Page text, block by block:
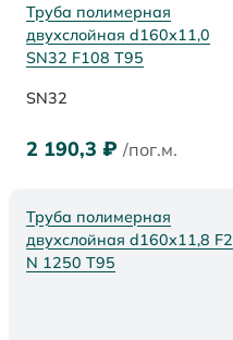
Труба полимерная
двухслойная d160х11,0
SN32 F108 Т95
SN32
2 190,3 ₽ /пог.м.
Труба полимерная
двухслойная d160x11,8 F2
N 1250 Т95